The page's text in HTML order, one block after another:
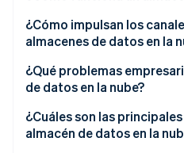
Sesiones de Stripe
Descubre cómo Stripe
Ingesta de datos
Computación y
¿Cómo impulsan los
almacenes de datos en la
¿Qué problemas
de datos en la nube?
Datos aislados y
¿Cuáles son las
almacén de datos en la